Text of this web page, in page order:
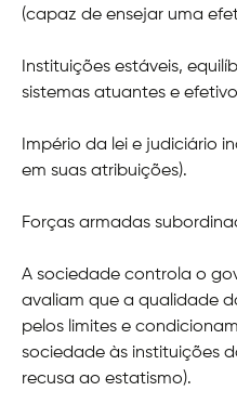
(capaz de ensejar uma
Instituições estáveis,
sistemas atuantes e
Império da lei e judiciário
em suas atribuições).
Forças armadas
A sociedade controla o
avaliam que a qualidade
pelos limites e
sociedade às instituições
recusa ao estatismo).